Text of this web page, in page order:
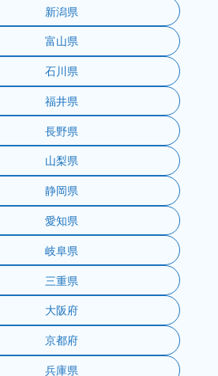
新潟県
富山県
石川県
福井県
長野県
山梨県
静岡県
愛知県
岐阜県
三重県
大阪府
京都府
兵庫県